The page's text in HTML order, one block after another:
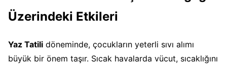
Üzerindeki Etkileri
Yaz Tatili döneminde, çocukların yeterli sıvı alımı
büyük bir önem taşır. Sıcak havalarda vücut, sıcaklığını